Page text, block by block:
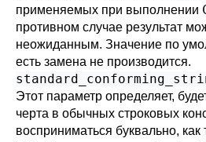
применяемых при выполнении
противном случае результат
неожиданным. Значение по
есть замена не производится.
Этот параметр определяет,
черта в обычных строковых
восприниматься буквально, как